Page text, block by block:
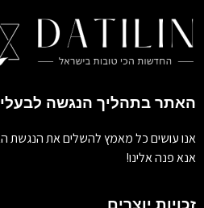
האתר בתהליך הנגשה לבעלי
אנו עושים כל מאמץ להשלים את הנגשת
אנא פנה אלינו!